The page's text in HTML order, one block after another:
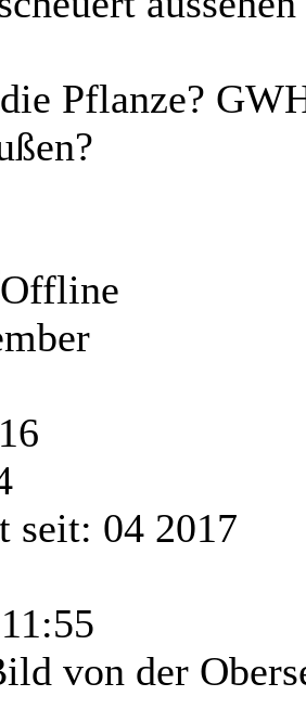
Pflanze?
seit: 04 2017
von der